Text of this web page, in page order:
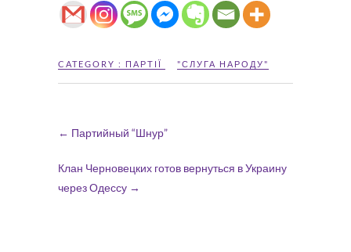
CATEGORY : ПАРТІЇ "СЛУГА НАРОДУ"
← Партийный “Шнур”
Клан Черновецких готов вернуться в Украину
через Одессу →